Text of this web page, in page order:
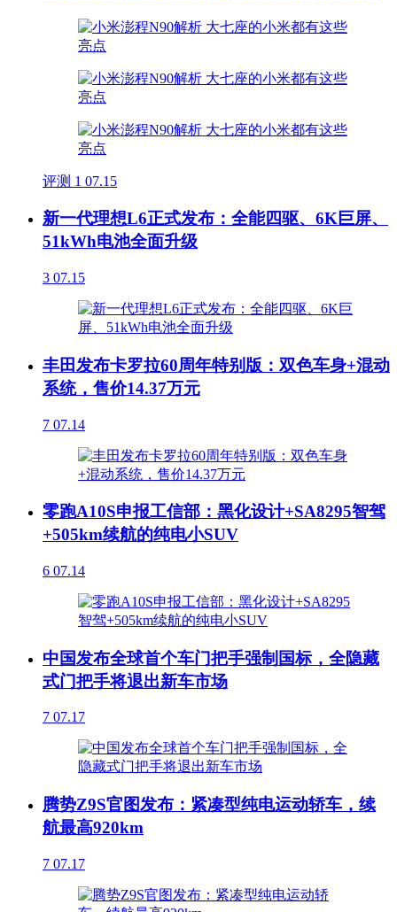
评测 1 07.15
新一代理想L6正式发布：全能四驱、6K巨屏、
51kWh电池全面升级
3 07.15
丰田发布卡罗拉60周年特别版：双色车身+混动
系统，售价14.37万元
7 07.14
零跑A10S申报工信部：黑化设计+SA8295智驾
+505km续航的纯电小SUV
6 07.14
中国发布全球首个车门把手强制国标，全隐藏
式门把手将退出新车市场
7 07.17
腾势Z9S官图发布：紧凑型纯电运动轿车，续
航最高920km
7 07.17